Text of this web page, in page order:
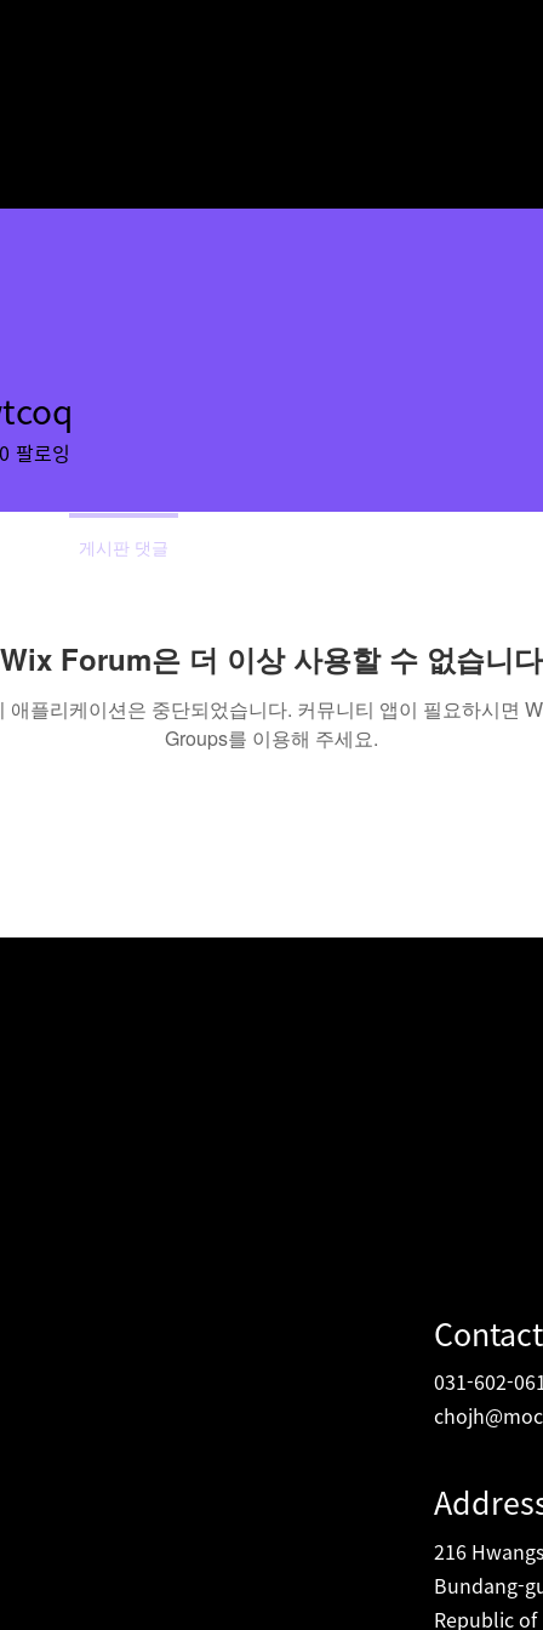
Wix Forum은 더 이상 사용할 수 없습니다
애플리케이션은 중단되었습니다. 커뮤니티 앱이 필요하시면
Groups를 이용해 주세요.
0 팔로잉
게시판 댓글
031-602-
216
Bundang-
Republic of